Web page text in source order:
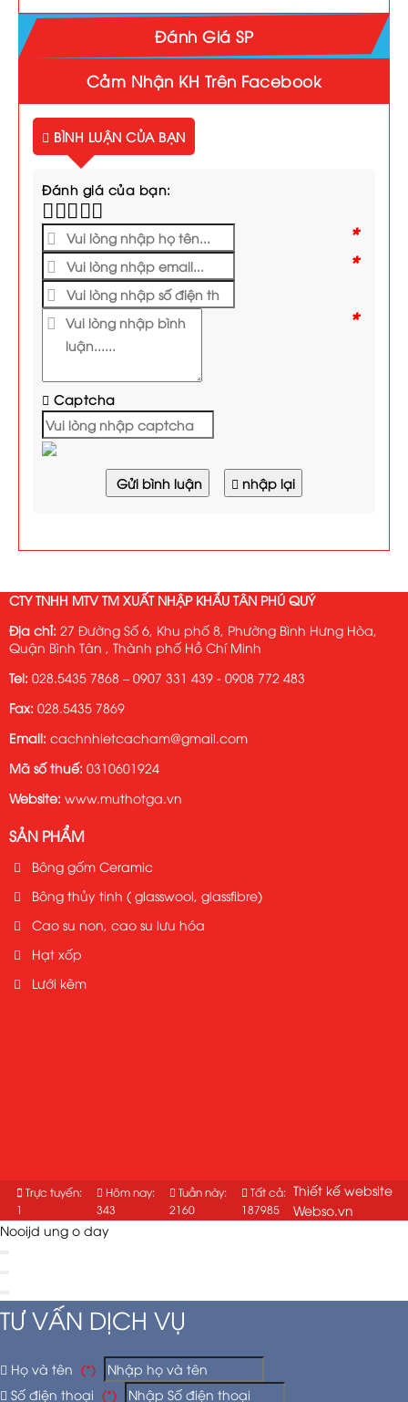
Đánh Giá SP
Cảm Nhận KH Trên Facebook
BÌNH LUẬN CỦA BẠN
Đánh giá của bạn:
*
*
*
Captcha
Gửi bình luận nhập lại
CTY TNHH MTV TM XUẤT NHẬP KHẨU TÂN PHÚ QUÝ
Địa chỉ: 27 Đường Số 6, Khu phố 8, Phường Bình Hưng Hòa,
Quận Bình Tân , Thành phố Hồ Chí Minh
Tel: 028.5435 7868 – 0907 331 439 - 0908 772 483
Fax: 028.5435 7869
Email: cachnhietcacham@gmail.com
Mã số thuế: 0310601924
Website: www.muthotga.vn
SẢN PHẨM
Bông gốm Ceramic
Bông thủy tinh ( glasswool, glassfibre)
Cao su non, cao su lưu hóa
Hạt xốp
Lưới kẽm
Trực tuyến:
1
Hôm nay:
343
Tuần này:
2160
Tất cả:
187985
Thiết kế website
Webso.vn
Nooijd ung o day
TƯ VẤN DỊCH VỤ
Họ và tên (*)
Số điện thoại (*)